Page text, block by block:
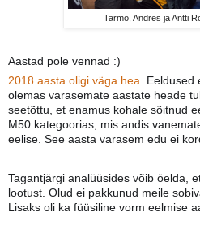
Tarmo, Andres ja Antti
Aastad pole vennad :)
2018 aasta oligi väga hea .
olemas varasemate aastate heade
seetõttu, et enamus kohale sõitnud
M50 kategoorias, mis andis
eelise. See aasta varasem edu ei
Tagantjärgi analüüsides võib öelda,
lootust. Olud ei pakkunud meile
Lisaks oli ka füüsiline vorm eelmise